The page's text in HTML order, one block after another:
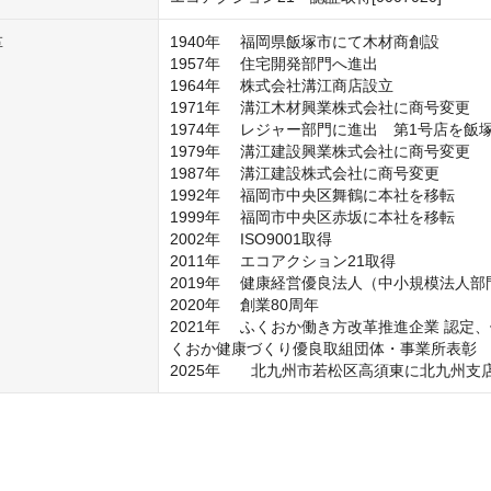
1940年	福岡県飯塚市にて木材商創設
1957年	住宅開発部門へ進出
1964年	株式会社溝江商店設立
1971年	溝江木材興業株式会社に商号変更
1974年	レジャー部門に進出　第1号店を飯塚市にオープン
1979年	溝江建設興業株式会社に商号変更
1987年	溝江建設株式会社に商号変更
1992年	福岡市中央区舞鶴に本社を移転
1999年	福岡市中央区赤坂に本社を移転
2002年	ISO9001取得
2011年	エコアクション21取得
2019年	健康経営優良法人（中小規模法人部門）2019認定（以降4年連続認定）
2020年	創業80周年
2021年	ふくおか働き方改革推進企業 認定、健康づくり優良事業所ゴールド2021-2022 認定、ふ
くおか健康づくり優良取組団体・事業所表彰
2025年　　北九州市若松区高須東に北九州支